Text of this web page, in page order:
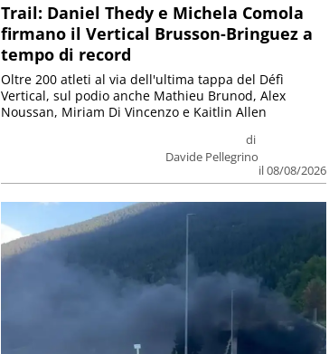
Trail: Daniel Thedy e Michela Comola
firmano il Vertical Brusson-Bringuez a
tempo di record
di
Davide Pellegrino
il 08/08/2026
Oltre 200 atleti al via dell'ultima tappa del Défì
Vertical, sul podio anche Mathieu Brunod, Alex
Noussan, Miriam Di Vincenzo e Kaitlin Allen